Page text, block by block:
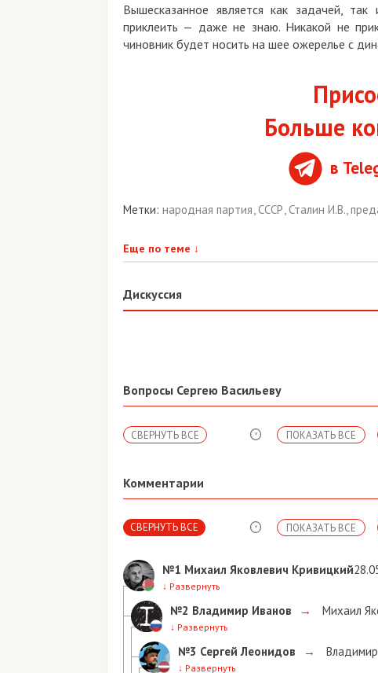
Вышесказанное является как задачей,
приклеить — даже не знаю. Никакой не
чиновник будет носить на шее ожерелье с
Больше
в
Метки: народная партия,СССР,Сталин И.В.,
Еще по теме ↓
Дискуссия
Вопросы Сергею Васильеву
СВЕРНУТЬ ВСЕ ПОКАЗАТЬ ВСЕ
Комментарии
СВЕРНУТЬ ВСЕ ПОКАЗАТЬ ВСЕ
№1 Михаил Яковлевич Кривицкий
↓ Развернуть
№2 Владимир Иванов → Михаил
↓ Развернуть
№3 Сергей Леонидов →
↓ Развернуть